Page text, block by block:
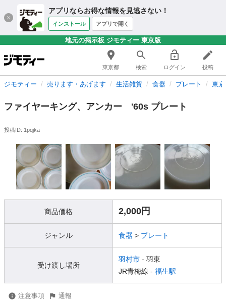
アプリならお得な情報を見逃さない！
インストール アプリで開く
地元の掲示板 ジモティー 東京版
東京都 検索 ログイン 投稿
ジモティー 売ります・あげます 生活雑貨 食器 プレート 東
ファイヤーキング、アンカー '60s プレート
投稿ID: 1pqjka
商品価格 2,000円
ジャンル 食器 > プレート
受け渡し場所
羽村市 - 羽東
JR青梅線 - 福生駅
注意事項 通報